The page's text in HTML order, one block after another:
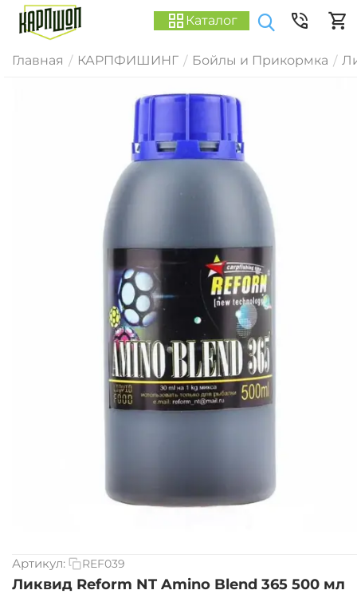
Каталог
Главная / КАРПФИШИНГ / Бойлы и Прикормка /
Артикул: REF039
Ликвид Reform NT Amino Blend 365 500 мл